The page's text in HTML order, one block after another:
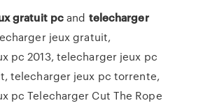
gratuit pcand telecharger
jeux gratuit,
pc 2013, telecharger jeux pc
telecharger jeux pc torrente,
pc Telecharger Cut The Rope